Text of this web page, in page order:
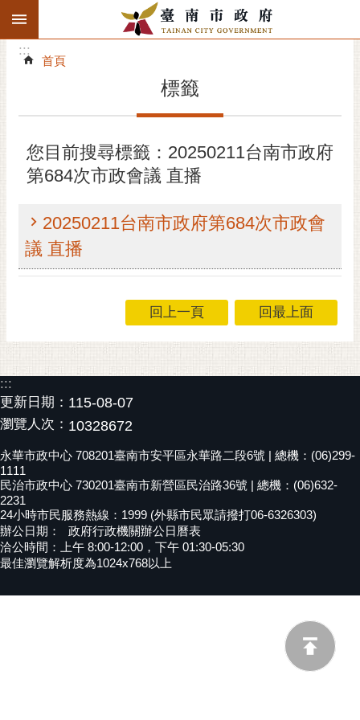
跳到主要內容區塊
搜
階
精彩府城
市府動態
市府團隊
主題服務
市民互動
黃
偉
哲
螢
光
花
泉
桐
花
祭
:::
:::
首頁
標籤
您目前搜尋標籤：20250211台南市政府
第684次市政會議 直播
20250211台南市政府第684次市政會
議 直播
回上一頁 回最上面
:::
更新日期： 115-08-07
瀏覽人次： 10328672
永華市政中心 708201臺南市安平區永華路二段6號 | 總機：(06)299-
1111
民治市政中心 730201臺南市新營區民治路36號 | 總機：(06)632-
2231
24小時市民服務熱線：1999 (外縣市民眾請撥打06-6326303)
辦公日期：
政府行政機關辦公日曆表
洽公時間：上午 8:00-12:00，下午 01:30-05:30
最佳瀏覽解析度為1024x768以上